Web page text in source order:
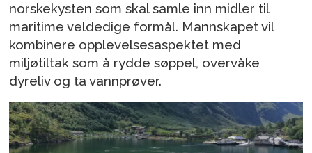
norskekysten som skal samle inn midler til
maritime veldedige formål. Mannskapet vil
kombinere opplevelsesaspektet med
miljøtiltak som å rydde søppel, overvåke
dyreliv og ta vannprøver.